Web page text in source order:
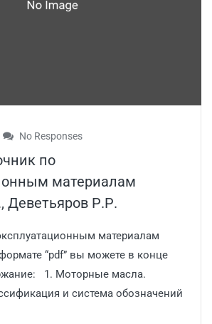
No Responses
по
материалам
Деветьяров Р.Р.
материалам
“pdf” вы можете в конце
1. Моторные масла.
и система обозначений